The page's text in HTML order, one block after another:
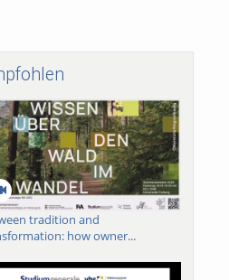
tradition and
how owner...